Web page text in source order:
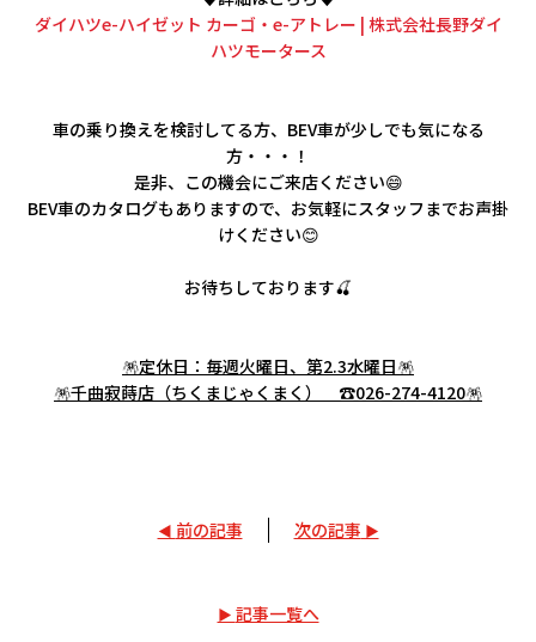
ダイハツe-ハイゼット カーゴ・e-アトレー | 株式会社長野ダイ
ハツモータース
車の乗り換えを検討してる方、BEV車が少しでも気になる
方・・・！
是非、この機会にご来店ください😄
BEV車のカタログもありますので、お気軽にスタッフまでお声掛
けください😊
お待ちしております🍒
🪅定休日：毎週火曜日、第2.3水曜日🪅
🪅千曲寂蒔店（ちくまじゃくまく） ☎026-274-4120🪅
前の記事 次の記事
記事一覧へ